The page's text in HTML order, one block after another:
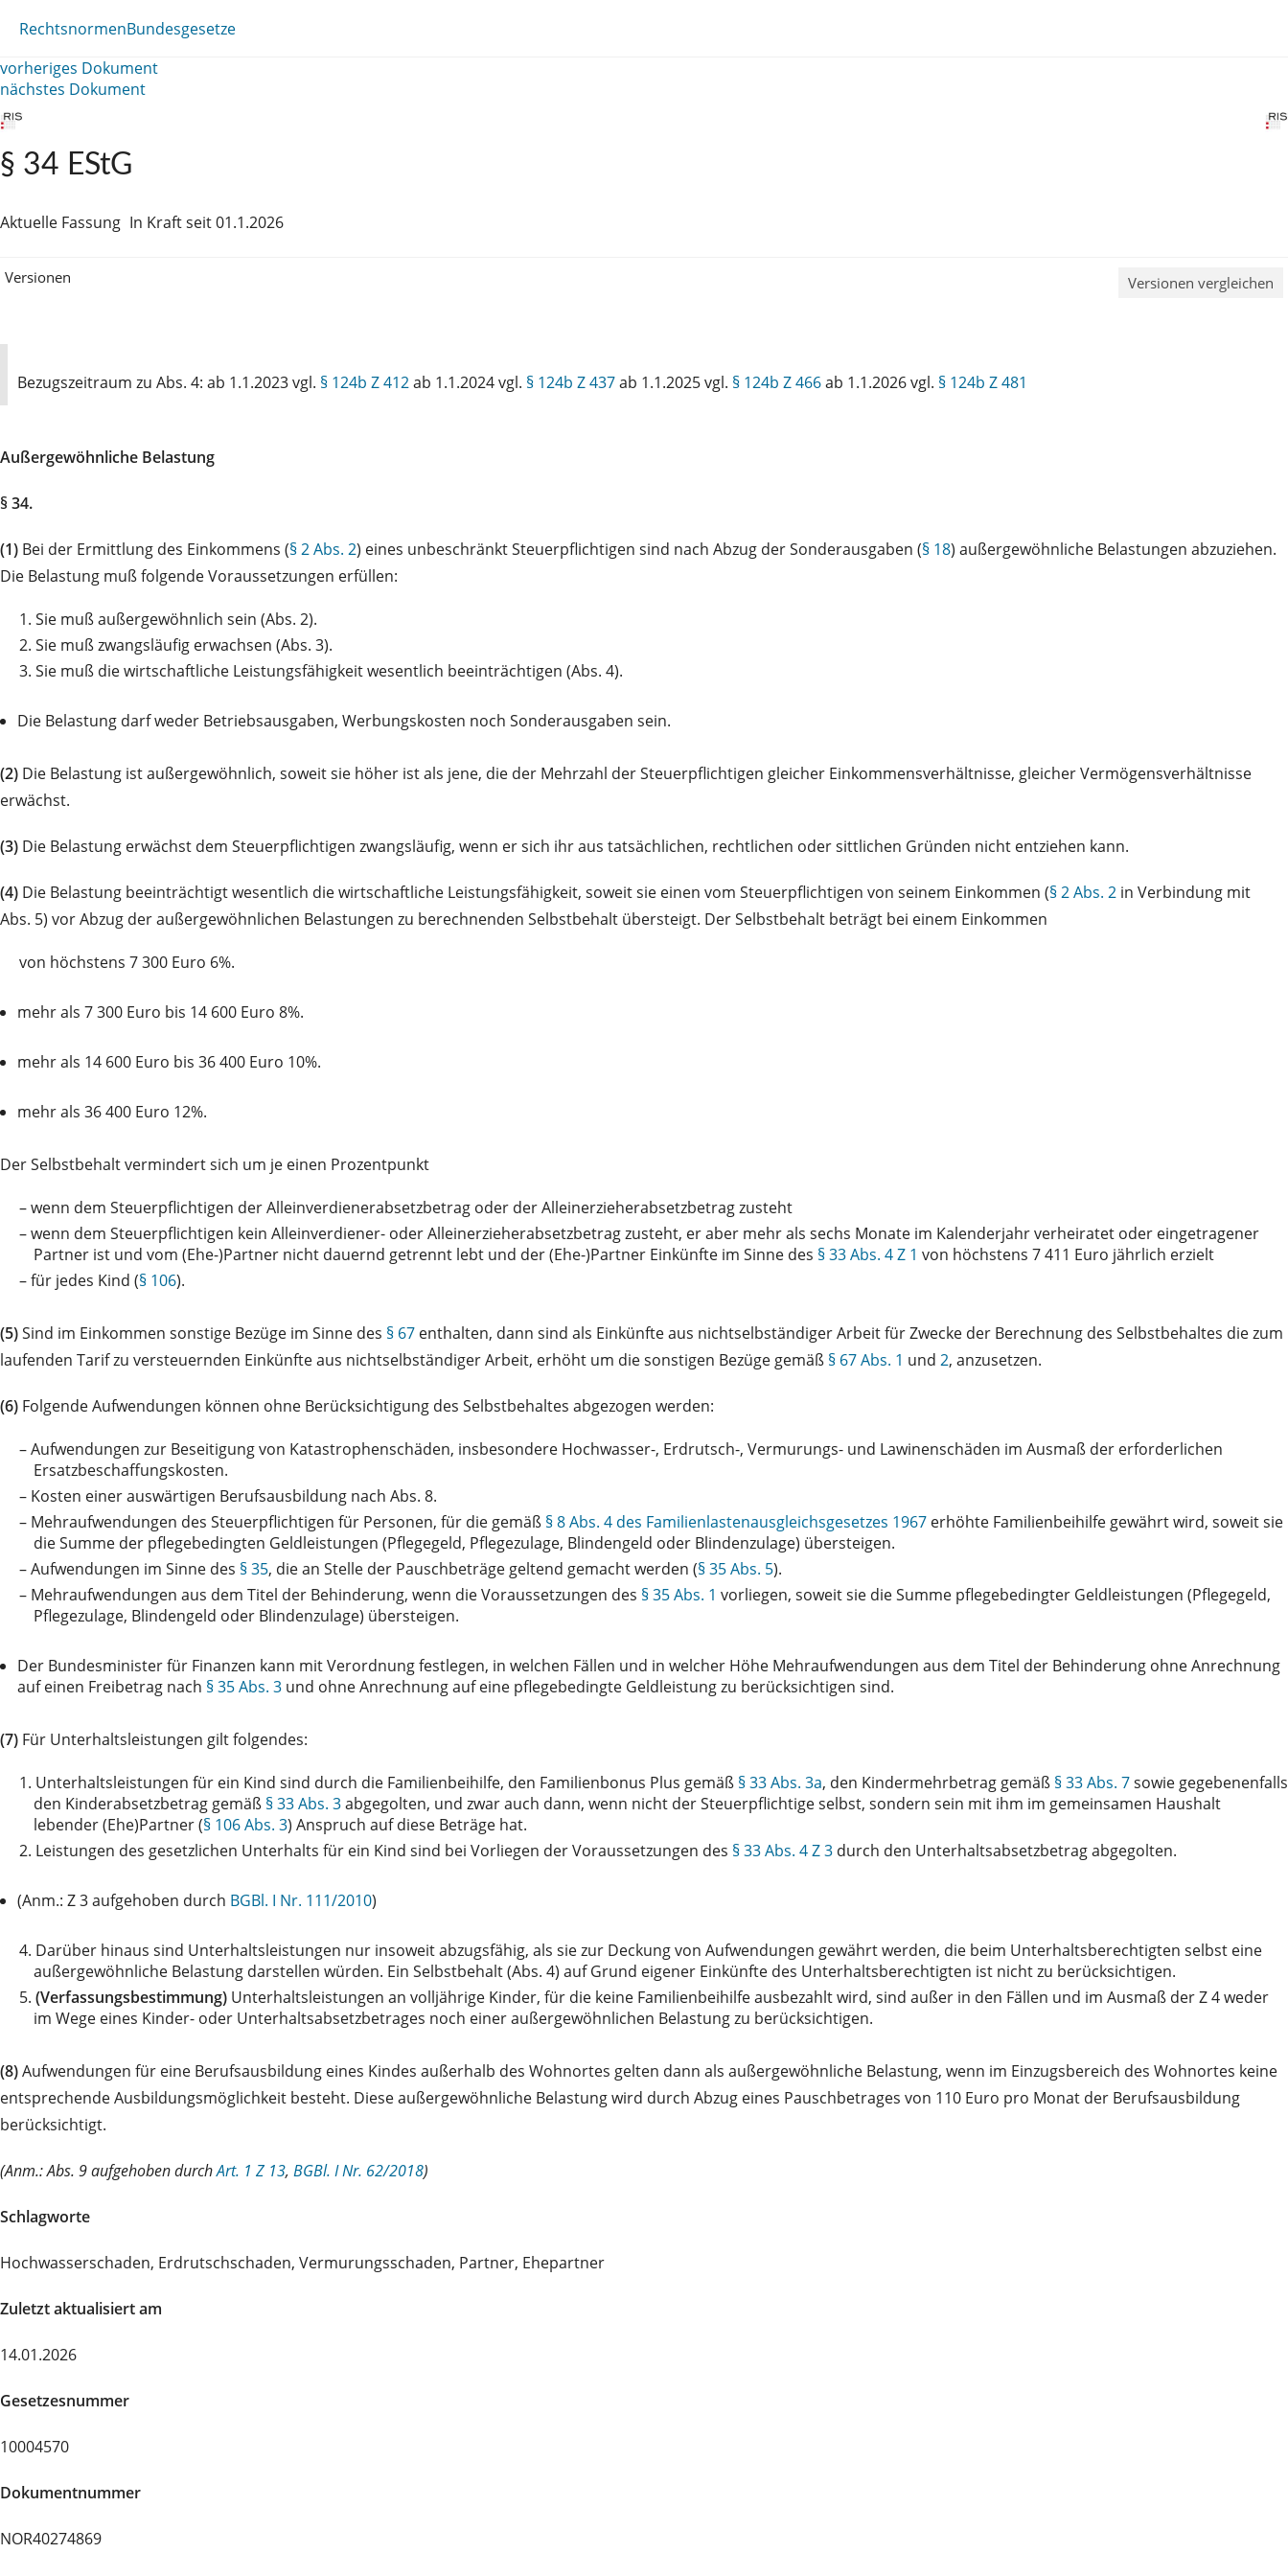
RechtsnormenBundesgesetze
vorheriges Dokument
nächstes Dokument
§ 34 EStG
Aktuelle Fassung In Kraft seit 01.1.2026
Versionen Versionen vergleichen
Bezugszeitraum zu Abs. 4: ab 1.1.2023 vgl. § 124b Z 412ab 1.1.2024 vgl. § 124b Z 437ab 1.1.2025 vgl. § 124b Z 466ab 1.1.2026 vgl. § 124b Z 481
Außergewöhnliche Belastung
§ 34.
(1) Bei der Ermittlung des Einkommens (§ 2 Abs. 2) eines unbeschränkt Steuerpflichtigen sind nach Abzug der Sonderausgaben (§ 18) außergewöhnliche Belastungen abzuziehen.
Die Belastung muß folgende Voraussetzungen erfüllen:
1. Sie muß außergewöhnlich sein (Abs. 2).
2. Sie muß zwangsläufig erwachsen (Abs. 3).
3. Sie muß die wirtschaftliche Leistungsfähigkeit wesentlich beeinträchtigen (Abs. 4).
Die Belastung darf weder Betriebsausgaben, Werbungskosten noch Sonderausgaben sein.
(2) Die Belastung ist außergewöhnlich, soweit sie höher ist als jene, die der Mehrzahl der Steuerpflichtigen gleicher Einkommensverhältnisse, gleicher Vermögensverhältnisse
erwächst.
(3) Die Belastung erwächst dem Steuerpflichtigen zwangsläufig, wenn er sich ihr aus tatsächlichen, rechtlichen oder sittlichen Gründen nicht entziehen kann.
(4) Die Belastung beeinträchtigt wesentlich die wirtschaftliche Leistungsfähigkeit, soweit sie einen vom Steuerpflichtigen von seinem Einkommen (§ 2 Abs. 2 in Verbindung mit
Abs. 5) vor Abzug der außergewöhnlichen Belastungen zu berechnenden Selbstbehalt übersteigt. Der Selbstbehalt beträgt bei einem Einkommen
von höchstens 7 300 Euro 6%.
mehr als 7 300 Euro bis 14 600 Euro 8%.
mehr als 14 600 Euro bis 36 400 Euro 10%.
mehr als 36 400 Euro 12%.
Der Selbstbehalt vermindert sich um je einen Prozentpunkt
–wenn dem Steuerpflichtigen der Alleinverdienerabsetzbetrag oder der Alleinerzieherabsetzbetrag zusteht
–wenn dem Steuerpflichtigen kein Alleinverdiener- oder Alleinerzieherabsetzbetrag zusteht, er aber mehr als sechs Monate im Kalenderjahr verheiratet oder eingetragener
Partner ist und vom (Ehe-)Partner nicht dauernd getrennt lebt und der (Ehe-)Partner Einkünfte im Sinne des § 33 Abs. 4 Z 1 von höchstens 7 411 Euro jährlich erzielt
–für jedes Kind (§ 106).
(5)Sind im Einkommen sonstige Bezüge im Sinne des § 67 enthalten, dann sind als Einkünfte aus nichtselbständiger Arbeit für Zwecke der Berechnung des Selbstbehaltes die zum
laufenden Tarif zu versteuernden Einkünfte aus nichtselbständiger Arbeit, erhöht um die sonstigen Bezüge gemäß § 67 Abs. 1 und 2, anzusetzen.
(6) Folgende Aufwendungen können ohne Berücksichtigung des Selbstbehaltes abgezogen werden:
–Aufwendungen zur Beseitigung von Katastrophenschäden, insbesondere Hochwasser-, Erdrutsch-, Vermurungs- und Lawinenschäden im Ausmaß der erforderlichen
Ersatzbeschaffungskosten.
– Kosten einer auswärtigen Berufsausbildung nach Abs. 8.
– Mehraufwendungen des Steuerpflichtigen für Personen, für die gemäß § 8 Abs. 4 des Familienlastenausgleichsgesetzes 1967 erhöhte Familienbeihilfe gewährt wird, soweit sie
die Summe der pflegebedingten Geldleistungen (Pflegegeld, Pflegezulage, Blindengeld oder Blindenzulage) übersteigen.
–Aufwendungen im Sinne des § 35, die an Stelle der Pauschbeträge geltend gemacht werden (§ 35 Abs. 5).
– Mehraufwendungen aus dem Titel der Behinderung, wenn die Voraussetzungen des § 35 Abs. 1 vorliegen, soweit sie die Summe pflegebedingter Geldleistungen (Pflegegeld,
Pflegezulage, Blindengeld oder Blindenzulage) übersteigen.
Der Bundesminister für Finanzen kann mit Verordnung festlegen, in welchen Fällen und in welcher Höhe Mehraufwendungen aus dem Titel der Behinderung ohne Anrechnung
auf einen Freibetrag nach § 35 Abs. 3 und ohne Anrechnung auf eine pflegebedingte Geldleistung zu berücksichtigen sind.
(7) Für Unterhaltsleistungen gilt folgendes:
1. Unterhaltsleistungen für ein Kind sind durch die Familienbeihilfe, den Familienbonus Plus gemäß § 33 Abs. 3a, den Kindermehrbetrag gemäß § 33 Abs. 7sowie gegebenenfalls
den Kinderabsetzbetrag gemäß § 33 Abs. 3abgegolten, und zwar auch dann, wenn nicht der Steuerpflichtige selbst, sondern sein mit ihm im gemeinsamen Haushalt
lebender (Ehe)Partner (§ 106 Abs. 3) Anspruch auf diese Beträge hat.
2. Leistungen des gesetzlichen Unterhalts für ein Kind sind bei Vorliegen der Voraussetzungen des § 33 Abs. 4 Z 3 durch den Unterhaltsabsetzbetrag abgegolten.
(Anm.: Z 3 aufgehoben durch BGBl. I Nr. 111/2010)
4. Darüber hinaus sind Unterhaltsleistungen nur insoweit abzugsfähig, als sie zur Deckung von Aufwendungen gewährt werden, die beim Unterhaltsberechtigten selbst eine
außergewöhnliche Belastung darstellen würden. Ein Selbstbehalt (Abs. 4) auf Grund eigener Einkünfte des Unterhaltsberechtigten ist nicht zu berücksichtigen.
5. (Verfassungsbestimmung) Unterhaltsleistungen an volljährige Kinder, für die keine Familienbeihilfe ausbezahlt wird, sind außer in den Fällen und im Ausmaß der Z 4 weder
im Wege eines Kinder- oder Unterhaltsabsetzbetrages noch einer außergewöhnlichen Belastung zu berücksichtigen.
(8)Aufwendungen für eine Berufsausbildung eines Kindes außerhalb des Wohnortes gelten dann als außergewöhnliche Belastung, wenn im Einzugsbereich des Wohnortes keine
entsprechende Ausbildungsmöglichkeit besteht. Diese außergewöhnliche Belastung wird durch Abzug eines Pauschbetrages von 110 Euro pro Monat der Berufsausbildung
berücksichtigt.
(Anm.: Abs. 9 aufgehoben durchArt. 1 Z 13, BGBl. I Nr. 62/2018)
Schlagworte
Hochwasserschaden, Erdrutschschaden, Vermurungsschaden, Partner, Ehepartner
Zuletzt aktualisiert am
14.01.2026
Gesetzesnummer
10004570
Dokumentnummer
NOR40274869